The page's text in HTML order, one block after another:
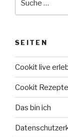
mit
dem
Cookit
von
Bosch“
SEITEN
Cookit live
Cookit Rezepte
Das bin ich